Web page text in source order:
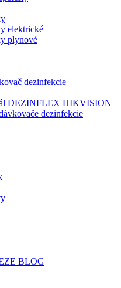
elektrické
plynové
dezinfekcie
DEZINFLEX HIKVISION
dezinfekcie
BLOG